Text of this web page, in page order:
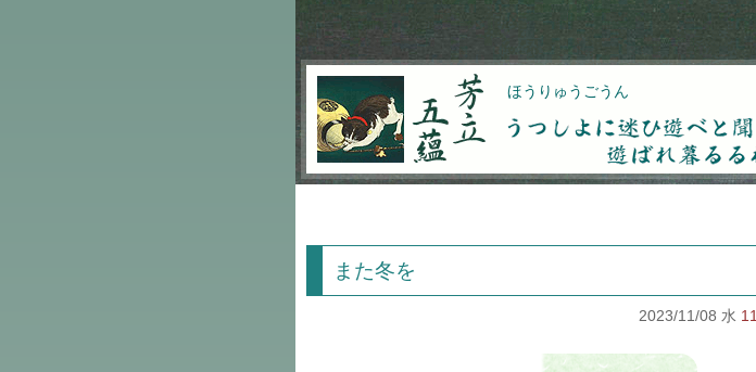
芳立五蘊 ほうりゅうごうん
うつしよに迷ひ遊べと聞きみれ
また冬を
2023/11/08 水